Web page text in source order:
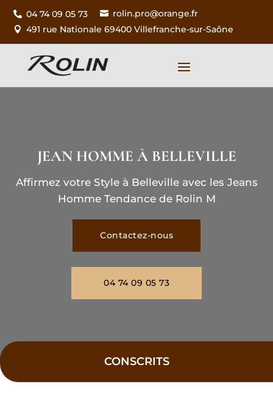
 04 74 09 05 73  rolin.pro@orange.fr
 491 rue Nationale 69400 Villefranche-sur-Saône
JEAN HOMME À BELLEVILLE
Affirmez votre Style à Belleville avec les Jeans
Homme Tendance de Rolin M
Contactez-nous
04 74 09 05 73
CONSCRITS